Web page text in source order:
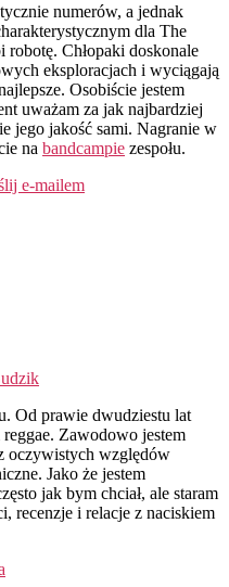
numerów, a jednak
dla The
Chłopaki doskonale
eksploracjach i wyciągają
Osobiście jestem
uważam za jak najbardziej
jego jakość sami. Nagranie w
na bandcampie zespołu.
e-mailem
Od prawie dwudziestu lat
Zawodowo jestem
oczywistych względów
Jako że jestem
jak bym chciał, ale staram
recenzje i relacje z naciskiem